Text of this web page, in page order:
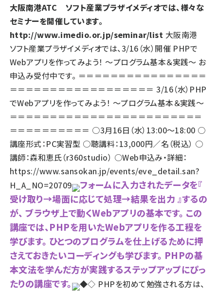
大阪南港ATC ソフト産業プラザイメディオでは、様々な
セミナーを開催しています。
http://www.imedio.or.jp/seminar/list 大阪南港
ソフト産業プラザイメディオでは、3/16（水）開催 PHPで
Webアプリを作ってみよう！ ～プログラム基本＆実践～ お
申込み受付中です。 ＝＝＝＝＝＝＝＝＝＝＝＝＝＝＝＝
＝＝＝＝＝＝＝＝＝＝＝＝＝＝＝＝＝＝ 3/16（水）PHP
でWebアプリを作ってみよう！ ～プログラム基本＆実践～
＝＝＝＝＝＝＝＝＝＝＝＝＝＝＝＝＝＝＝＝＝＝＝＝
＝＝＝＝＝＝＝＝＝＝ ○3月16日（水）13:00～18:00 ○
講座形式：PC実習型 ○聴講料：13,000円／名（税込） ○
講師：森和恵氏（r360studio） ○Web申込み・詳細：
https://www.sansokan.jp/events/eve_detail.san?
H_A_NO=20709
フォームに入力されたデータを『
受け取り→場面に応じて処理→結果を出力 』するの
が、 ブラウザ上で動くWebアプリの基本です。 この
講座では、PHPを用いたWebアプリを作る工程を
学びます。 ひとつのプログラムを仕上げるために押
さえておきたいコーディングも学びます。 PHPの基
本文法を学んだ方が実践するステップアップにぴっ
たりの講座です。
◆◇ PHPを初めて勉強される方は、